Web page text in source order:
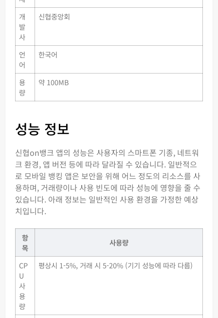
개
발
사
신협중앙회
언
어
한국어
용
량
약 100MB
성능 정보
신협on뱅크 앱의 성능은 사용자의 스마트폰 기종, 네트워
크 환경, 앱 버전 등에 따라 달라질 수 있습니다. 일반적으
로 모바일 뱅킹 앱은 보안을 위해 어느 정도의 리소스를 사
용하며, 거래량이나 사용 빈도에 따라 성능에 영향을 줄 수
있습니다. 아래 정보는 일반적인 사용 환경을 가정한 예상
치입니다.
항
목
사용량
CP
U
사
용
량
평상시 1-5%, 거래 시 5-20% (기기 성능에 따라 다름)